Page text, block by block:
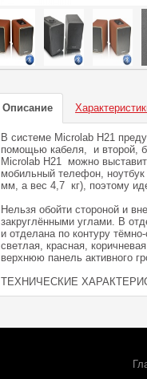
Описание
В системе Microlab H21
помощью кабеля, и второй,
Microlab H21 можно
мобильный телефон,
мм, а вес 4,7 кг), поэтому
Нельзя обойти стороной и
закруглёнными углами. В
и отделана по контуру
светлая, красная,
верхнюю панель активного
ТЕХНИЧЕСКИЕ